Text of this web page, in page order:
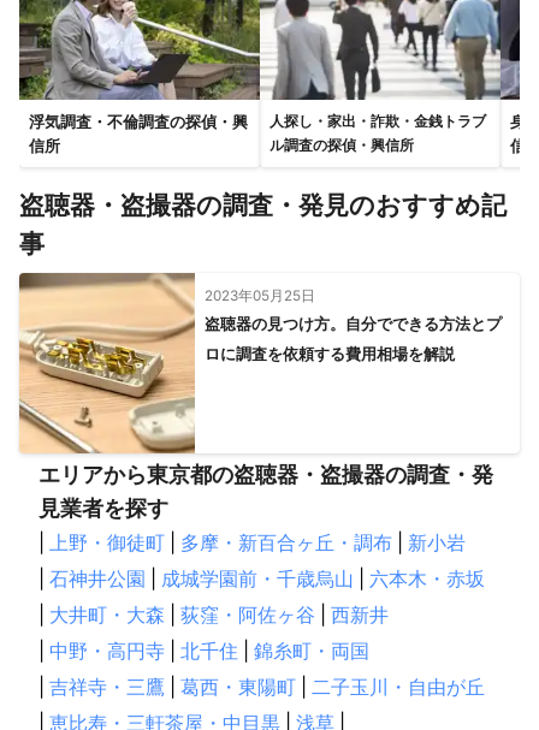
習志野市
柏市 白井市 八千代市 我孫子市
野田市
四街道市
千葉市 印西市 袖ケ浦市
佐倉市
木更津市
栄町 酒々井町 市原市 八街市
長柄町
富津市
富里市 君津市 成田市 東金市
大網白里市
茂原市
山武市 神崎町
睦沢町
白子町
長生村 九十九里町 多古町
鋸南町
大多喜町
横芝光町 一宮町 いすみ市
鴨川市
匝瑳市
旭市
東庄町 銚子市
【山梨県】
上野原市 道志村 小菅村 大月市 丹波山村
都留市
西桂町
忍野村 山中湖村
山梨市
笛吹市 富士河口湖町
中央市
昭和町 甲斐市 市川三郷町 身延町
韮崎市
北杜市
富士川町 南部町 南アルプス市 早川町
【埼玉県 】
八潮市 川口市 草加市 蕨市 三郷市
戸田市
和光市
朝霞市 新座市 越谷市 志木市
吉川市
さいたま市
松伏町 富士見市 三芳町
所沢市
春日部市 上尾市 蓮田市 川越市
狭山市
宮代町 杉戸町 白岡市 入間市
桶川市
浮気調査・不倫調査の探偵・興
信所
人探し・家出・詐欺・金銭トラブ
ル調査の探偵・興信所
身
信
盗聴器・盗撮器の調査・発見のおすすめ記
事
2023年05月25日
盗聴器の見つけ方。自分でできる方法とプ
ロに調査を依頼する費用相場を解説
エリアから東京都の盗聴器・盗撮器の調査・発
見業者を探す
上野・御徒町 多摩・新百合ヶ丘・調布
新小岩
石神井公園 成城学園前・千歳烏山
六本木・赤坂
大井町・大森 荻窪・阿佐ヶ谷
西新井
中野・高円寺 北千住
錦糸町・両国
吉祥寺・三鷹 葛西・東陽町
二子玉川・自由が丘
恵比寿・三軒茶屋・中目黒 浅草